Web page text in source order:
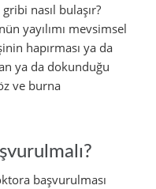
nasıl bulaşır?
yayılımı mevsimsel
hapırması ya da
ya da dokunduğu
ve burna
başvurulması